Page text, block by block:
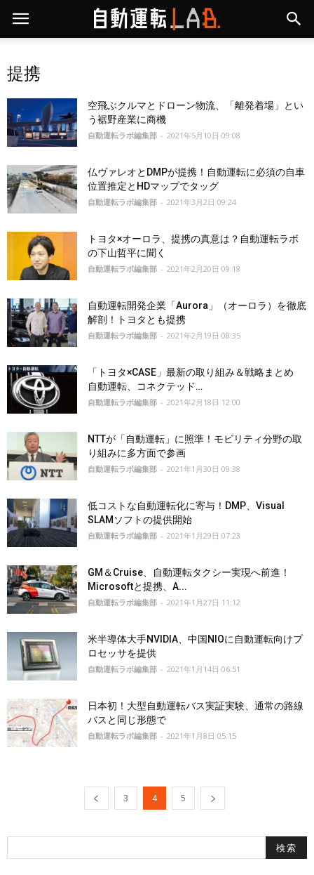
提携
空飛ぶクルマとドローン物流、「離発着場」とい
う裾野産業に商機
自動運転ラボ編集部 - 2021年5月10日 09:08
仏ヴァレオとDMPが提携！自動運転に必須の自車
位置推定とHDマップでタッグ
自動運転ラボ編集部 - 2021年3月2日 09:24
トヨタ×オーロラ、提携の真意は？自動運転ラボ
の下山哲平に聞く
自動運転ラボ編集部 - 2021年2月20日 09:18
自動運転開発企業「Aurora」（オーロラ）を徹底
解剖！トヨタとも提携
自動運転ラボ編集部 - 2021年2月19日 08:35
「トヨタ×CASE」最新の取り組み＆戦略まとめ
自動運転、コネクテッド…
自動運転ラボ編集部 - 2021年2月18日 12:00
NTTが「自動運転」に照準！モビリティ分野の取
り組みに多方面で参画
自動運転ラボ編集部 - 2021年1月30日 09:38
低コストな自動運転化に寄与！DMP、Visual
SLAMソフトの提供開始
自動運転ラボ編集部 - 2021年1月29日 07:23
GM＆Cruise、自動運転タクシー実現へ前進！
Microsoftと提携、A...
自動運転ラボ編集部 - 2021年1月27日 11:12
米半導体大手NVIDIA、中国NIOに自動運転向けプ
ロセッサを提供
自動運転ラボ編集部 - 2021年1月14日 06:51
日本初！大型自動運転バス実証実験、通常の路線
バスと同じ形態で
自動運転ラボ編集部 - 2021年1月8日 05:15
3 4 5